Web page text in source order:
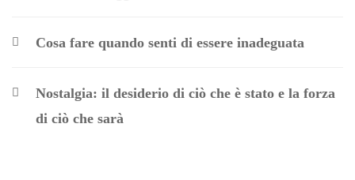
Cosa fare quando senti di essere inadeguata
Nostalgia: il desiderio di ciò che è stato e la forza
di ciò che sarà